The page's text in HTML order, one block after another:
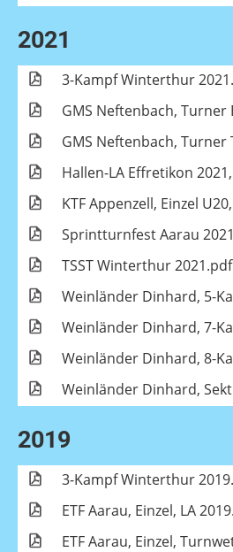
2021
3-Kampf Winterthur
GMS Neftenbach, Turner
GMS Neftenbach, Turner
Hallen-LA Effretikon
KTF Appenzell, Einzel
Sprintturnfest Aarau
TSST Winterthur 2021.pdf
Weinländer Dinhard, 5-
Weinländer Dinhard, 7-
Weinländer Dinhard, 8-
Weinländer Dinhard,
2019
3-Kampf Winterthur
ETF Aarau, Einzel, LA
ETF Aarau, Einzel,